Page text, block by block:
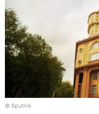
© Sputnik